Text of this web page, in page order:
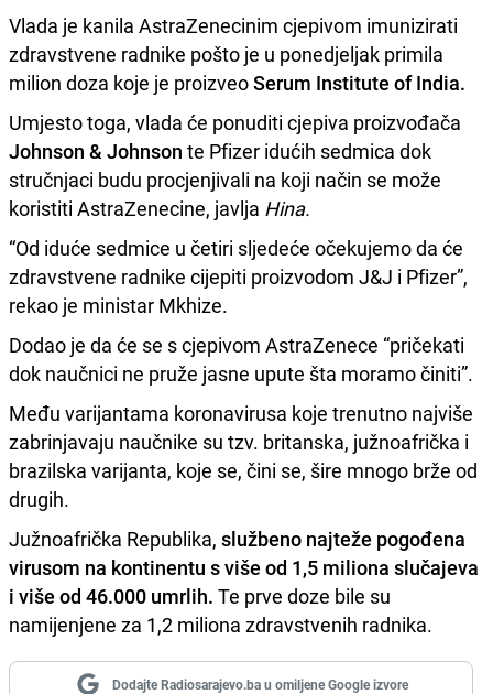
Vlada je kanila AstraZenecinim cjepivom imunizirati
zdravstvene radnike pošto je u ponedjeljak primila
milion doza koje je proizveoSerum Institute of India.
Umjesto toga, vlada će ponuditi cjepiva proizvođača
Johnson & Johnson te Pfizer idućih sedmica dok
stručnjaci budu procjenjivali na koji način se može
koristiti AstraZenecine, javlja Hina.
“Od iduće sedmice u četiri sljedeće očekujemo da će
zdravstvene radnike cijepiti proizvodom J&J i Pfizer”,
rekao je ministar Mkhize.
Dodao je da će se s cjepivom AstraZenece “pričekati
dok naučnici ne pruže jasne upute šta moramo činiti”.
Među varijantama koronavirusa koje trenutno najviše
zabrinjavaju naučnike su tzv. britanska, južnoafrička i
brazilska varijanta, koje se, čini se, šire mnogo brže od
drugih.
Južnoafrička Republika, službeno najteže pogođena
virusom na kontinentu s više od 1,5 miliona slučajeva
i više od 46.000 umrlih. Te prve doze bile su
namijenjene za 1,2 miliona zdravstvenih radnika.
Dodajte Radiosarajevo.ba u omiljene Google izvore